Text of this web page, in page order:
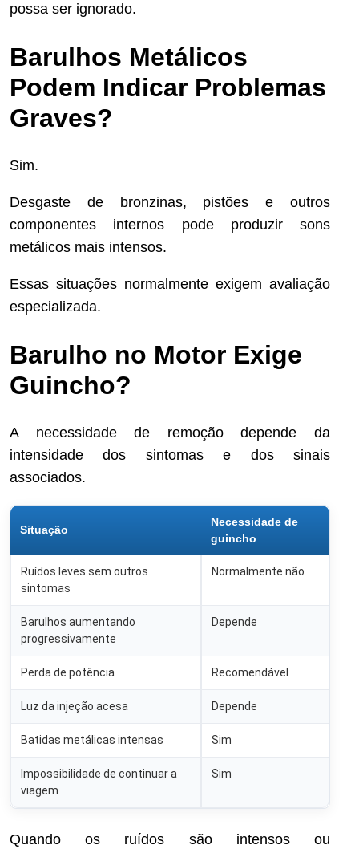
possa ser ignorado.
Barulhos Metálicos
Podem Indicar Problemas
Graves?
Sim.
Desgaste de bronzinas, pistões e outros
componentes internos pode produzir sons
metálicos mais intensos.
Essas situações normalmente exigem avaliação
especializada.
Barulho no Motor Exige
Guincho?
A necessidade de remoção depende da
intensidade dos sintomas e dos sinais
associados.
Situação
Necessidade de
guincho
Ruídos leves sem outros
sintomas
Normalmente não
Barulhos aumentando
progressivamente
Depende
Perda de potência Recomendável
Luz da injeção acesa Depende
Batidas metálicas intensas Sim
Impossibilidade de continuar a
viagem
Sim
Quando os ruídos são intensos ou